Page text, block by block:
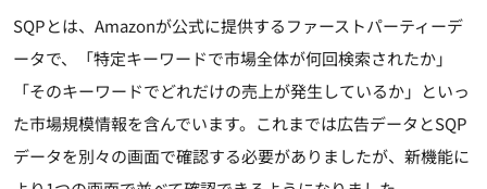
SQPとは、Amazonが公式に提供するファーストパーティーデ
ータで、「特定キーワードで市場全体が何回検索されたか」
「そのキーワードでどれだけの売上が発生しているか」といっ
た市場規模情報を含んでいます。これまでは広告データとSQP
データを別々の画面で確認する必要がありましたが、新機能に